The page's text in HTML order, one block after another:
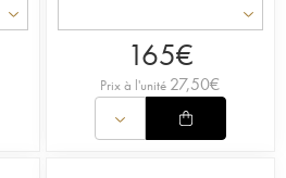
165€
Prix à l'unité 27,50€